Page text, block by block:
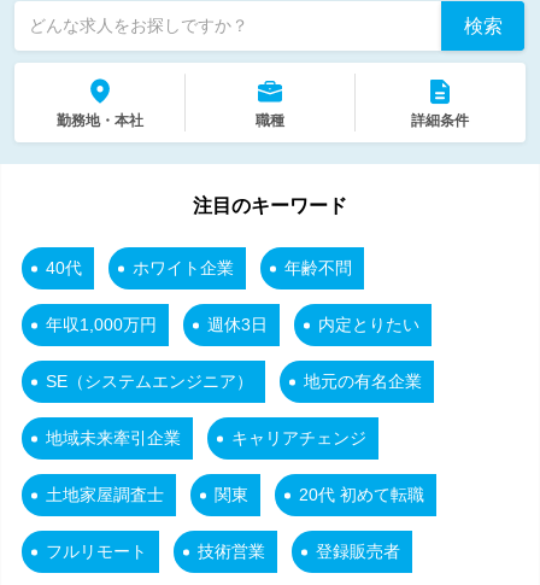
どんな求人をお探しですか？ 検索
勤務地・本社 職種 詳細条件
注目のキーワード
40代 ホワイト企業 年齢不問
年収1,000万円 週休3日 内定とりたい
SE（システムエンジニア） 地元の有名企業
地域未来牽引企業 キャリアチェンジ
土地家屋調査士 関東 20代 初めて転職
フルリモート 技術営業 登録販売者